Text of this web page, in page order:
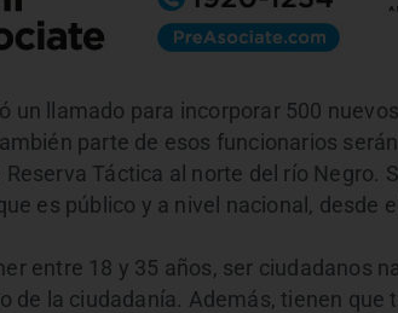
un llamado para incorporar 500
parte de esos funcionarios
Táctica al norte del río Negro.
es público y a nivel nacional, desde
entre 18 y 35 años, ser ciudadanos
de la ciudadanía. Además, tienen que